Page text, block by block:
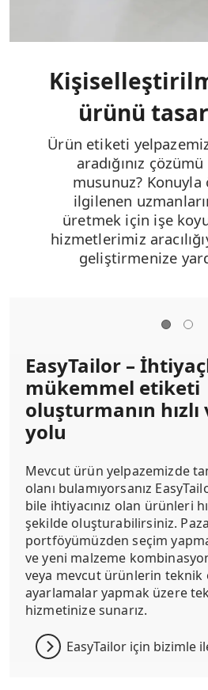
ürünü
Ürün etiketi
aradığınız
musunuz?
ilgilenen
üretmek için işe
hizmetlerimiz
geliştirmenize
EasyTailor –
mükemmel etiketi
oluşturmanın hızlı
yolu
Mevcut ürün yelpazemizde
olanı bulamıyorsanız
bile ihtiyacınız olan ürünleri
şekilde oluşturabilirsiniz.
portföyümüzden seçim
ve yeni malzeme
veya mevcut ürünlerin teknik
ayarlamalar yapmak üzere
hizmetinize sunarız.
EasyTailor için bizimle